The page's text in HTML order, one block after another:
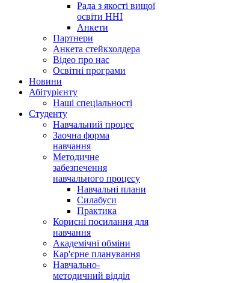
Рада з якості вищої
освіти ННІ
Анкети
Партнери
Анкета стейкхолдера
Відео про нас
Освітні програми
Hовини
Абітурієнту
Наші спеціальності
Студенту
Навчальний процес
Заочна форма
навчання
Методичне
забезпечення
навчального процесу
Навчальні плани
Силабуси
Практика
Корисні посилання для
навчання
Академічні обміни
Кар'єрне планування
Навчально-
методичний відділ